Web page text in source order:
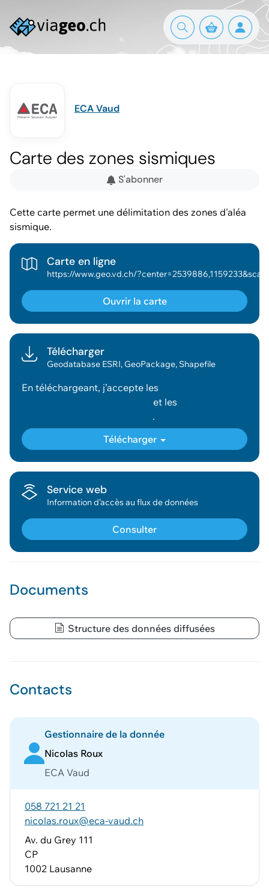
ECA Vaud
Carte des zones sismiques
S'abonner
Cette carte permet une délimitation des zones d'aléa
sismique.
Documents
Structure des données diffusées
Contacts
Gestionnaire de la donnée
Nicolas Roux
ECA Vaud
058 721 21 21
nicolas.roux@eca-vaud.ch
Av. du Grey 111
CP
1002 Lausanne
Carte en ligne
Ouvrir la carte
Télécharger
Geodatabase ESRI, GeoPackage, Shapefile
En téléchargeant, j’accepte les
et les
.
Télécharger
Service web
Information d’accès au flux de données
Consulter